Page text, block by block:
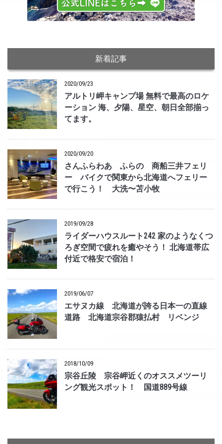
新着記事
2020/09/23
アルトリ岬キャンプ場 無料で最高のロケ
ーション 海、夕陽、星空、朝日全部揃っ
てます。
2020/09/20
さんふらわあ ふらの 商船三井フェリ
ー バイクで関東から北海道へフェリー
で行こう！ 大洗〜苫小牧
2019/09/28
ライダーハウスルート242 家のようなくつ
ろぎ空間で疲れを癒やそう！ 北海道帯広
付近で格安で宿泊！
2019/06/07
エサヌカ線 北海道が誇る日本一の直線
道路 北海道宗谷郡猿払村 リベンジ
2018/10/09
宗谷丘陵 宗谷岬近くのオススメツーリ
ング観光スポット！ 国道889号線